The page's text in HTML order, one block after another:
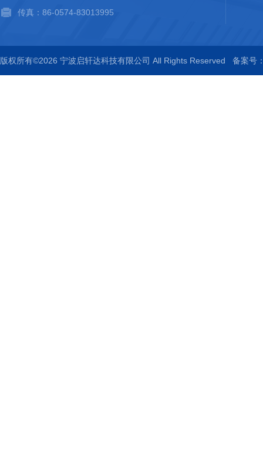
传真：86-0574-83013995
版权所有©2026 宁波启轩达科技有限公司 All Rights Reserved 备案号